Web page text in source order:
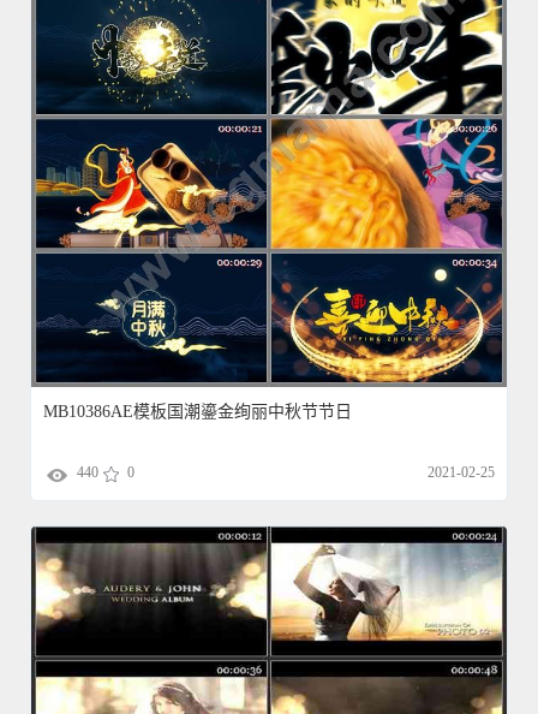
MB10386AE模板国潮鎏金绚丽中秋节节日
440 0 2021-02-25